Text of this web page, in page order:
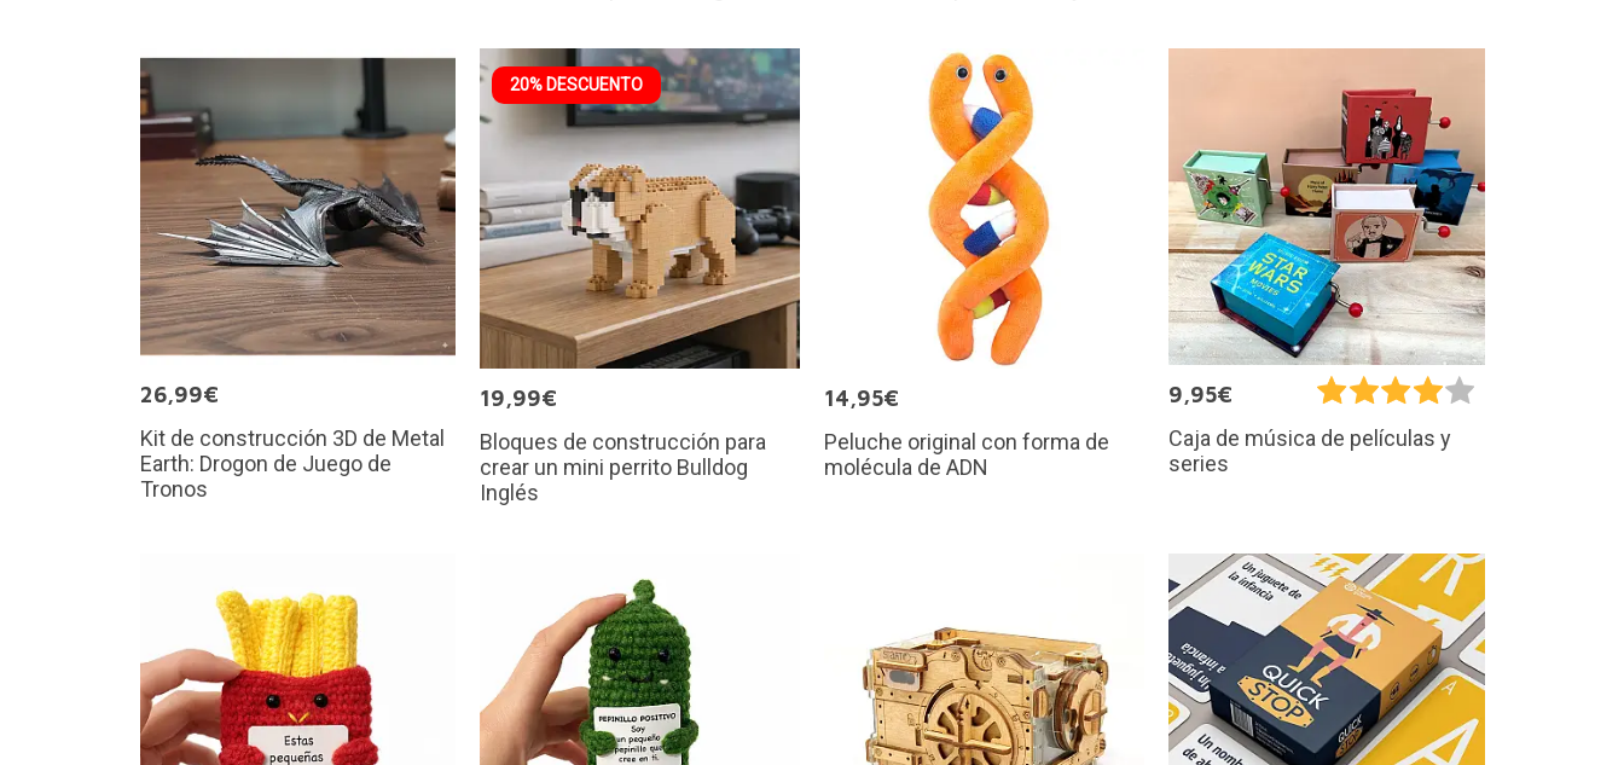
26,99€
Kit de construcción 3D de Metal
Earth: Drogon de Juego de
Tronos
20% DESCUENTO
19,99€
Bloques de construcción para
crear un mini perrito Bulldog
Inglés
14,95€
Peluche original con forma de
molécula de ADN
9,95€
Caja de música de películas y
series